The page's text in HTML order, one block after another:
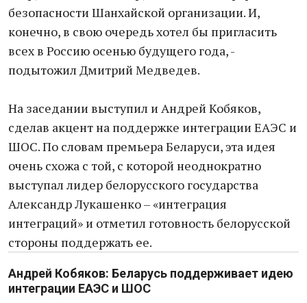
безопасности Шанхайской организации. И,
конечно, в свою очередь хотел бы пригласить
всех в Россию осенью будущего года, -
подытожил Дмитрий Медведев.
На заседании выступил и Андрей Кобяков,
сделав акцент на поддержке интеграции ЕАЭС и
ШОС. По словам премьера Беларуси, эта идея
очень схожа с той, с которой неоднократно
выступал лидер белорусского государства
Александр Лукашенко – «интеграция
интеграций» и отметил готовность белорусской
стороны поддержать ее.
Андрей Кобяков: Беларусь поддерживает идею
интеграции ЕАЭС и ШОС